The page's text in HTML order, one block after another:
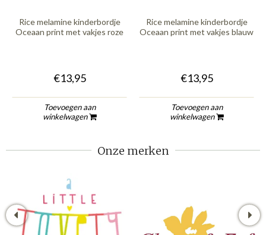
Rice melamine kinderbordje
Oceaan print met vakjes roze
€13,95
Toevoegen aan
winkelwagen
Rice melamine kinderbordje
Oceaan print met vakjes blauw
€13,95
Toevoegen aan
winkelwagen
Onze merken